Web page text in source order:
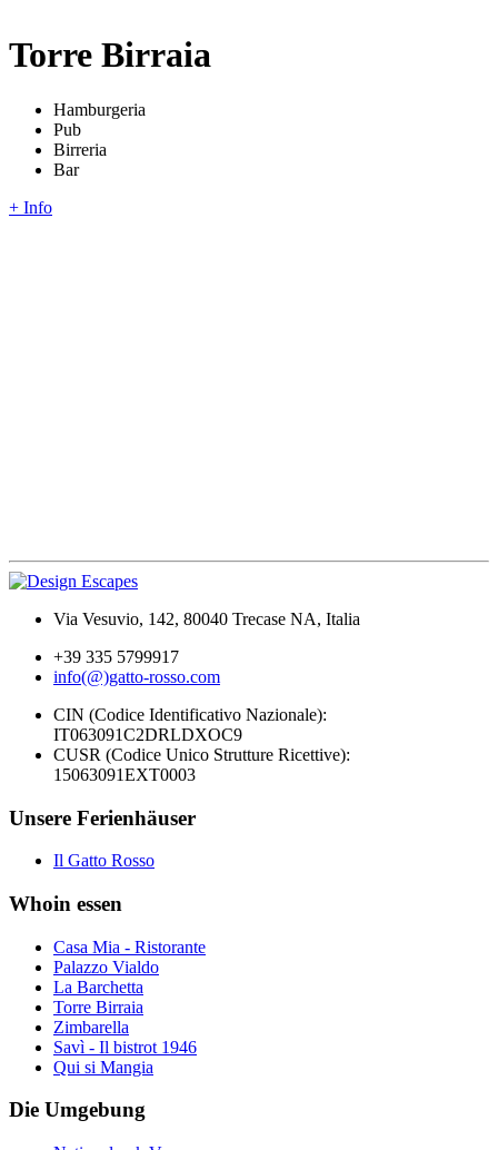
Torre Birraia
Hamburgeria
Pub
Birreria
Bar
+ Info
Via Vesuvio, 142, 80040 Trecase NA, Italia
+39 335 5799917
info(@)gatto-rosso.com
CIN (Codice Identificativo Nazionale):
IT063091C2DRLDXOC9
CUSR (Codice Unico Strutture Ricettive):
15063091EXT0003
Unsere Ferienhäuser
Il Gatto Rosso
Whoin essen
Casa Mia - Ristorante
Palazzo Vialdo
La Barchetta
Torre Birraia
Zimbarella
Savì - Il bistrot 1946
Qui si Mangia
Die Umgebung